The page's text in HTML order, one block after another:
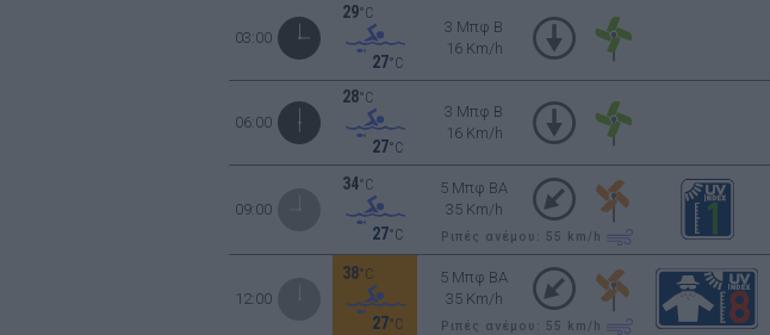
03:00
29°C
27°C
3 Μπφ B
16 Km/h
06:00
28°C
27°C
3 Μπφ B
16 Km/h
09:00
34°C
27°C
5 Μπφ BA
35 Km/h
Ριπές ανέμου: 55 km/h
12:00
38°C
27°C
5 Μπφ BA
35 Km/h
Ριπές ανέμου: 55 km/h